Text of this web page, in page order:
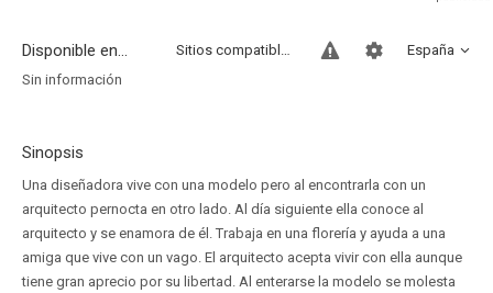
Disponible en... España
Sitios compatibles
Sin información
Sinopsis
Una diseñadora vive con una modelo pero al encontrarla con un
arquitecto pernocta en otro lado. Al día siguiente ella conoce al
arquitecto y se enamora de él. Trabaja en una florería y ayuda a una
amiga que vive con un vago. El arquitecto acepta vivir con ella aunque
tiene gran aprecio por su libertad. Al enterarse la modelo se molesta